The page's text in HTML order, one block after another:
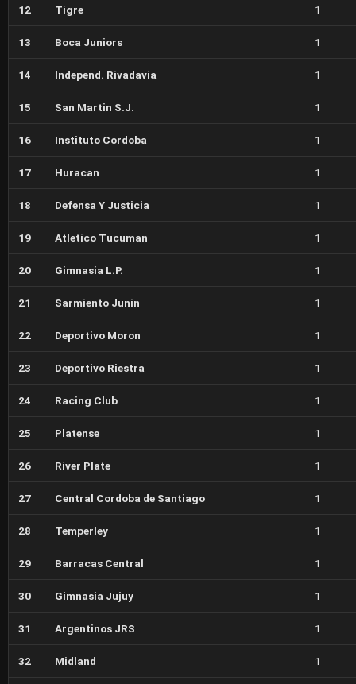
12 Tigre 1
13 Boca Juniors 1
14 Independ. Rivadavia 1
15 San Martin S.J. 1
16 Instituto Cordoba 1
17 Huracan 1
18 Defensa Y Justicia 1
19 Atletico Tucuman 1
20 Gimnasia L.P. 1
21 Sarmiento Junin 1
22 Deportivo Moron 1
23 Deportivo Riestra 1
24 Racing Club 1
25 Platense 1
26 River Plate 1
27 Central Cordoba de Santiago 1
28 Temperley 1
29 Barracas Central 1
30 Gimnasia Jujuy 1
31 Argentinos JRS 1
32 Midland 1